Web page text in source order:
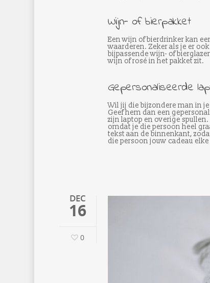
Wijn- of bierpakket
Een wijn of bierdrinker kan
waarderen. Zeker als je er
bijpassende wijn- of
wijn of rosé in het pakket zit.
Gepersonaliseerde
Wil jij die bijzondere man in
Geef hem dan een
zijn laptop en overige
omdat je die persoon heel
tekst aan de binnenkant,
die persoon jouw cadeau
DEC
16
0